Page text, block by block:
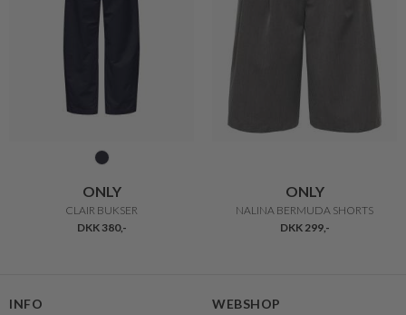
ONLY
CLAIR BUKSER
DKK 380,-
ONLY
NALINA BERMUDA SHORTS
DKK 299,-
INFO WEBSHOP